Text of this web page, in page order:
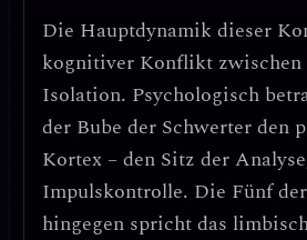
Die Hauptdynamik dieser
kognitiver Konflikt zwischen
Isolation. Psychologisch
der Bube der Schwerter den
Kortex – den Sitz der
Impulskontrolle. Die Fünf
hingegen spricht das